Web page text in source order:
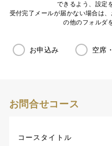
できるよう、設定
受付完了メールが届かない場合は
の他のフォルダ
お申込み 空席
お問合せコース
コースタイトル